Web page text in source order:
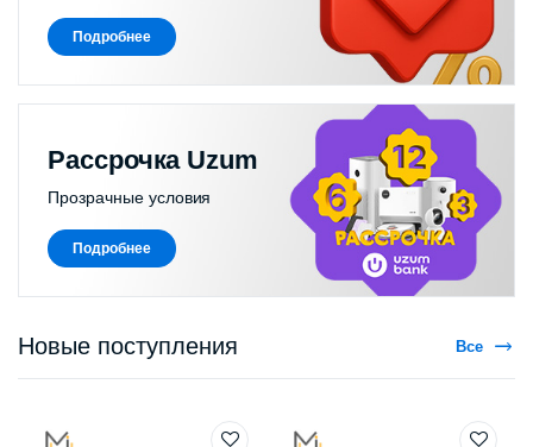
Подробнее
Рассрочка Uzum
Прозрачные условия
Подробнее
Новые поступления Все